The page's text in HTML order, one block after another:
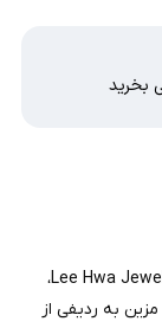
بخرید
انگشتر Imperial Gold Diamond Pavé از برند Lee Hwa Jewellery،
عیار و روکش طلای 18 عیار و مزین به ردیفی از